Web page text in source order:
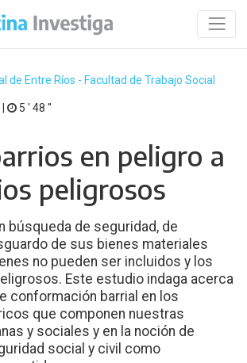
de Entre Ríos - Facultad de Trabajo Social
5 ′ 48 ′′
en peligro a
peligrosos
búsqueda de seguridad, de
de sus bienes materiales
no pueden ser incluidos y los
Este estudio indaga acerca
conformación barrial en los
que componen nuestras
y sociales y en la noción de
social y civil como